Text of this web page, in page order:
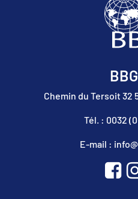
Chemin du Tersoit 32
Tél. : 0032
E-mail :